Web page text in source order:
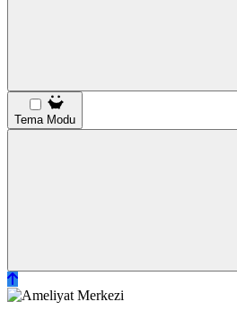
Tema Modu